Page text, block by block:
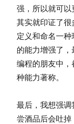
强，所以就可
其实就印证了
定义和命名一
的能力增强了
编程的朋友中
种能力著称。
最后，我想强
尝酒品后会吐